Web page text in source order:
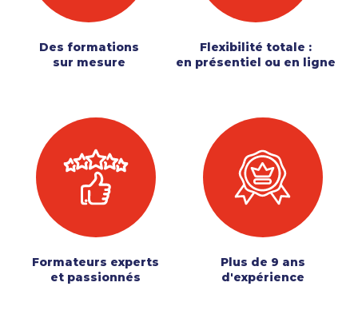
Des formations
sur mesure
Flexibilité totale :
en présentiel ou en ligne
Formateurs experts
et passionnés
Plus de 9 ans
d'expérience